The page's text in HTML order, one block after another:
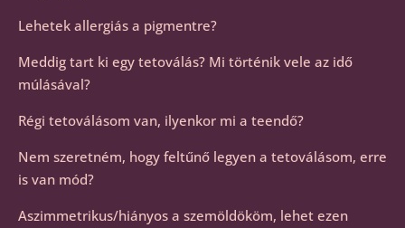
Lehetek allergiás a pigmentre?
Meddig tart ki egy tetoválás? Mi történik vele az idő
múlásával?
Régi tetoválásom van, ilyenkor mi a teendő?
Nem szeretném, hogy feltűnő legyen a tetoválásom, erre
is van mód?
Aszimmetrikus/hiányos a szemöldököm, lehet ezen